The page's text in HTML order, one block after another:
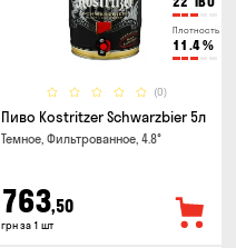
Плотность
11.4%
(0)
Пиво Kostritzer Schwarzbier 5л
Темное, Фильтрованное, 4.8°
763,50
грн за 1 шт